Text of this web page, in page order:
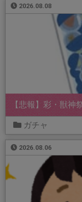
2026.08.08
【悲報】彩・獣神
ガチャ
2026.08.06